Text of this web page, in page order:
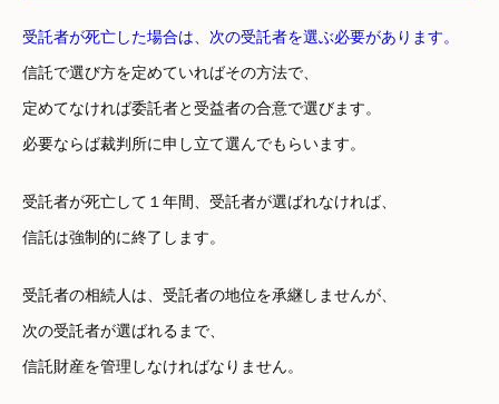
受託者が死亡した場合は、次の受託者を選ぶ必要があります。
信託で選び方を定めていればその方法で、
定めてなければ委託者と受益者の合意で選びます。
必要ならば裁判所に申し立て選んでもらいます。
受託者が死亡して１年間、受託者が選ばれなければ、
信託は強制的に終了します。
受託者の相続人は、受託者の地位を承継しませんが、
次の受託者が選ばれるまで、
信託財産を管理しなければなりません。